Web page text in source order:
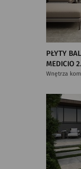
PŁYTY
MEDICIO
Wnętrza